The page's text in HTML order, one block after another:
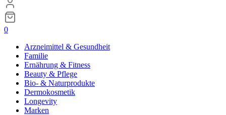
0
Arzneimittel & Gesundheit
Familie
Ernährung & Fitness
Beauty & Pflege
Bio- & Naturprodukte
Dermokosmetik
Longevity
Marken